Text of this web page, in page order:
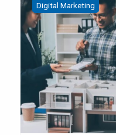
Digital Marketing